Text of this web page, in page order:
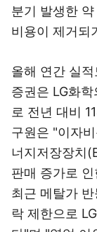
분기 발생한
비용이 제거되
올해 연간 실
증권은 LG화
로 전년 대비
구원은 "이자
너지저장장치
판매 증가로
최근 메탈가
락 제한으로